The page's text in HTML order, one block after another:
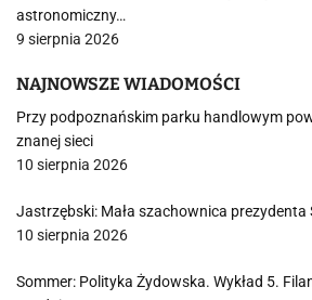
astronomiczny…
9 sierpnia 2026
NAJNOWSZE WIADOMOŚCI
Przy podpoznańskim parku handlowym
znanej sieci
10 sierpnia 2026
Jastrzębski: Mała szachownica prezydenta
10 sierpnia 2026
Sommer: Polityka Żydowska. Wykład 5.